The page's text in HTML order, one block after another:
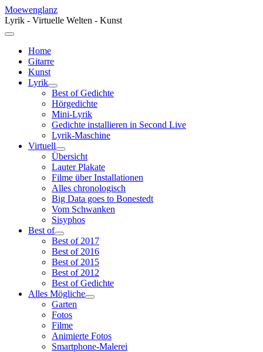
Moewenglanz
Lyrik - Virtuelle Welten - Kunst
Home
Gitarre
Kunst
Lyrik
Best of Gedichte
Hörgedichte
Mini-Lyrik
Gedichte installieren in Second Live
Lyrik-Maschine
Virtuell
Übersicht
Lauter Plakate
Filme über Installationen
Alles chronologisch
Big Data goes to Bonestedt
Vom Schwanken
Sisyphos
Best of
Best of 2017
Best of 2016
Best of 2015
Best of 2012
Best of Gedichte
Alles Mögliche
Garten
Fotos
Filme
Animierte Fotos
Smartphone-Malerei